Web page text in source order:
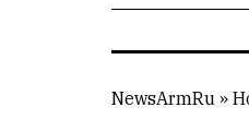
NewsArmRu »